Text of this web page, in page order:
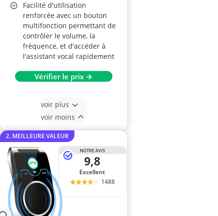
Facilité d'utilisation
renforcée avec un bouton
multifonction permettant de
contrôler le volume, la
fréquence, et d'accéder à
l'assistant vocal rapidement
Vérifier le prix →
voir plus
voir moins
2. MEILLEURE VALEUR
NOTRE AVIS
9,8
Excellent
1488